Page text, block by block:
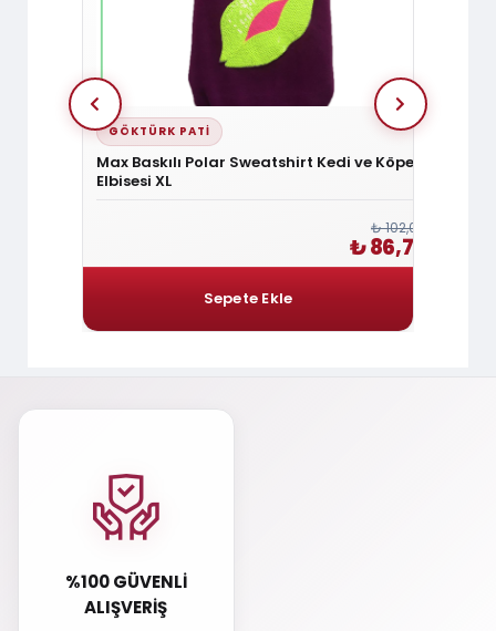
GÖKTÜRK PATI
Max Baskılı Polar Sweatshirt Kedi ve Köpek
Elbisesi XL
₺ 102,00
₺ 86,70
%100 GÜVENLI
ALIŞVERIŞ